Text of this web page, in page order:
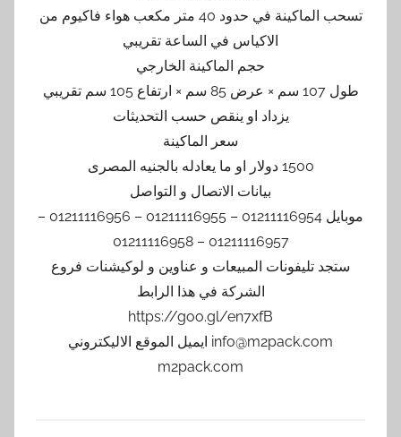
تسحب الماكينة في حدود 40 متر مكعب هواء فاكيوم من
الاكياس في الساعة تقريبي
حجم الماكينة الخارجي
طول 107 سم × عرض 85 سم × ارتفاع 105 سم تقريبي
يزداد او ينقص حسب التحديثات
سعر الماكينة
1500 دولار او ما يعادله بالجنيه المصرى
بيانات الاتصال و التواصل
موبايل 01211116954 – 01211116955 – 01211116956 –
01211116957 – 01211116958
ستجد تليفونات المبيعات و عناوين و لوكيشنات فروع
الشركة في هذا الرابط
https://goo.gl/en7xfB
info@m2pack.com ايميل الموقع الاليكتروني
m2pack.com